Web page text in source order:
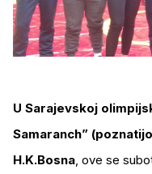
U Sarajevskoj
Samaranch”
H.K.Bosna, ove se